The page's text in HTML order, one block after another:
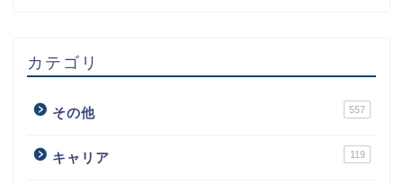
カテゴリ
その他 557
キャリア 119